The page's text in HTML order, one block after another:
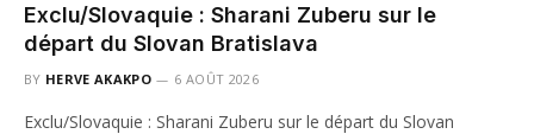
Exclu/Slovaquie : Sharani Zuberu sur le
départ du Slovan Bratislava
BY HERVE AKAKPO 6 AOÛT 2026
Exclu/Slovaquie : Sharani Zuberu sur le départ du Slovan